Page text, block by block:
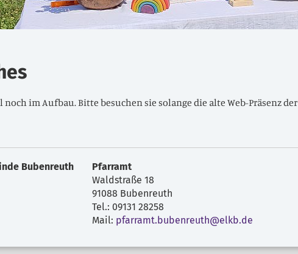
im Aufbau. Bitte besuchen sie solange die alte Web-Präsenz der
Bubenreuth
Pfarramt
Waldstraße 18
91088 Bubenreuth
Tel.: 09131 28258
Mail: pfarramt.bubenreuth@elkb.de